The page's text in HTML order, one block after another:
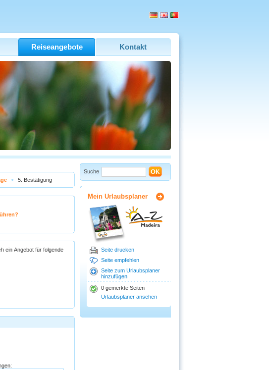
Reiseangebote Kontakt
5. Bestätigung
ein Angebot für folgende
Suche
Mein Urlaubsplaner
Seite drucken
Seite empfehlen
Seite zum Urlaubsplaner
hinzufügen
0 gemerkte Seiten
Urlaubsplaner ansehen